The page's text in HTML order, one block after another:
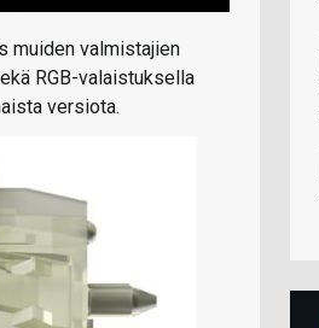
muiden valmistajien
RGB-valaistuksella
versiota.